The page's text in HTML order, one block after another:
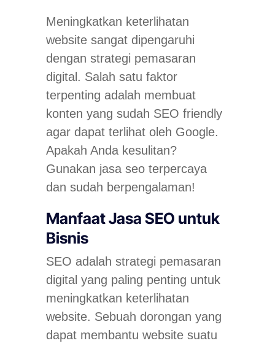
Meningkatkan keterlihatan
website sangat dipengaruhi
dengan strategi pemasaran
digital. Salah satu faktor
terpenting adalah membuat
konten yang sudah SEO friendly
agar dapat terlihat oleh Google.
Apakah Anda kesulitan?
Gunakan jasa seo terpercaya
dan sudah berpengalaman!
Manfaat Jasa SEO untuk
Bisnis
SEO adalah strategi pemasaran
digital yang paling penting untuk
meningkatkan keterlihatan
website. Sebuah dorongan yang
dapat membantu website suatu